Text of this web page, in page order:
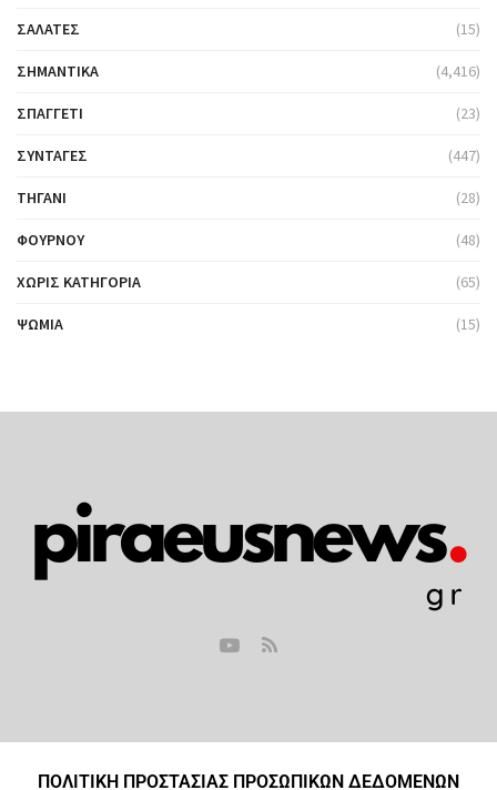
ΣΑΛΆΤΕΣ (15)
ΣΗΜΑΝΤΙΚΆ (4,416)
ΣΠΑΓΓΈΤΙ (23)
ΣΥΝΤΑΓΈΣ (447)
ΤΗΓΆΝΙ (28)
ΦΟΎΡΝΟΥ (48)
ΧΩΡΊΣ ΚΑΤΗΓΟΡΊΑ (65)
ΨΩΜΙΆ (15)
ΠΟΛΙΤΙΚΗ ΠΡΟΣΤΑΣΙΑΣ ΠΡΟΣΩΠΙΚΩΝ ΔΕΔΟΜΕΝΩΝ